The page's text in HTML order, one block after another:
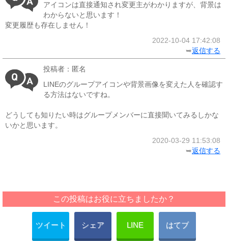
アイコンは直接通知され変更主がわかりますが、背景は
わからないと思います！
変更履歴も存在しません！
2022-10-04 17:42:08
➥返信する
投稿者：匿名
LINEのグループアイコンや背景画像を変えた人を確認す
る方法はないですね。
どうしても知りたい時はグループメンバーに直接聞いてみるしかな
いかと思います。
2020-03-29 11:53:08
➥返信する
この投稿はお役に立ちましたか？
ツイート シェア LINE はてブ